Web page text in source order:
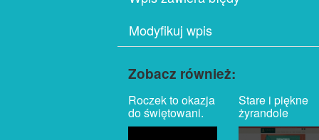
Modyfikuj wpis
Zobacz również:
Roczek to okazja
do świętowani.
Stare i piękne
żyrandole